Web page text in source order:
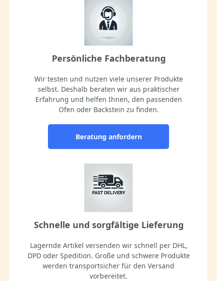
Persönliche Fachberatung
Wir testen und nutzen viele unserer Produkte
selbst. Deshalb beraten wir aus praktischer
Erfahrung und helfen Ihnen, den passenden
Ofen oder Backstein zu finden.
Beratung anfordern
Schnelle und sorgfältige Lieferung
Lagernde Artikel versenden wir schnell per DHL,
DPD oder Spedition. Große und schwere Produkte
werden transportsicher für den Versand
vorbereitet.